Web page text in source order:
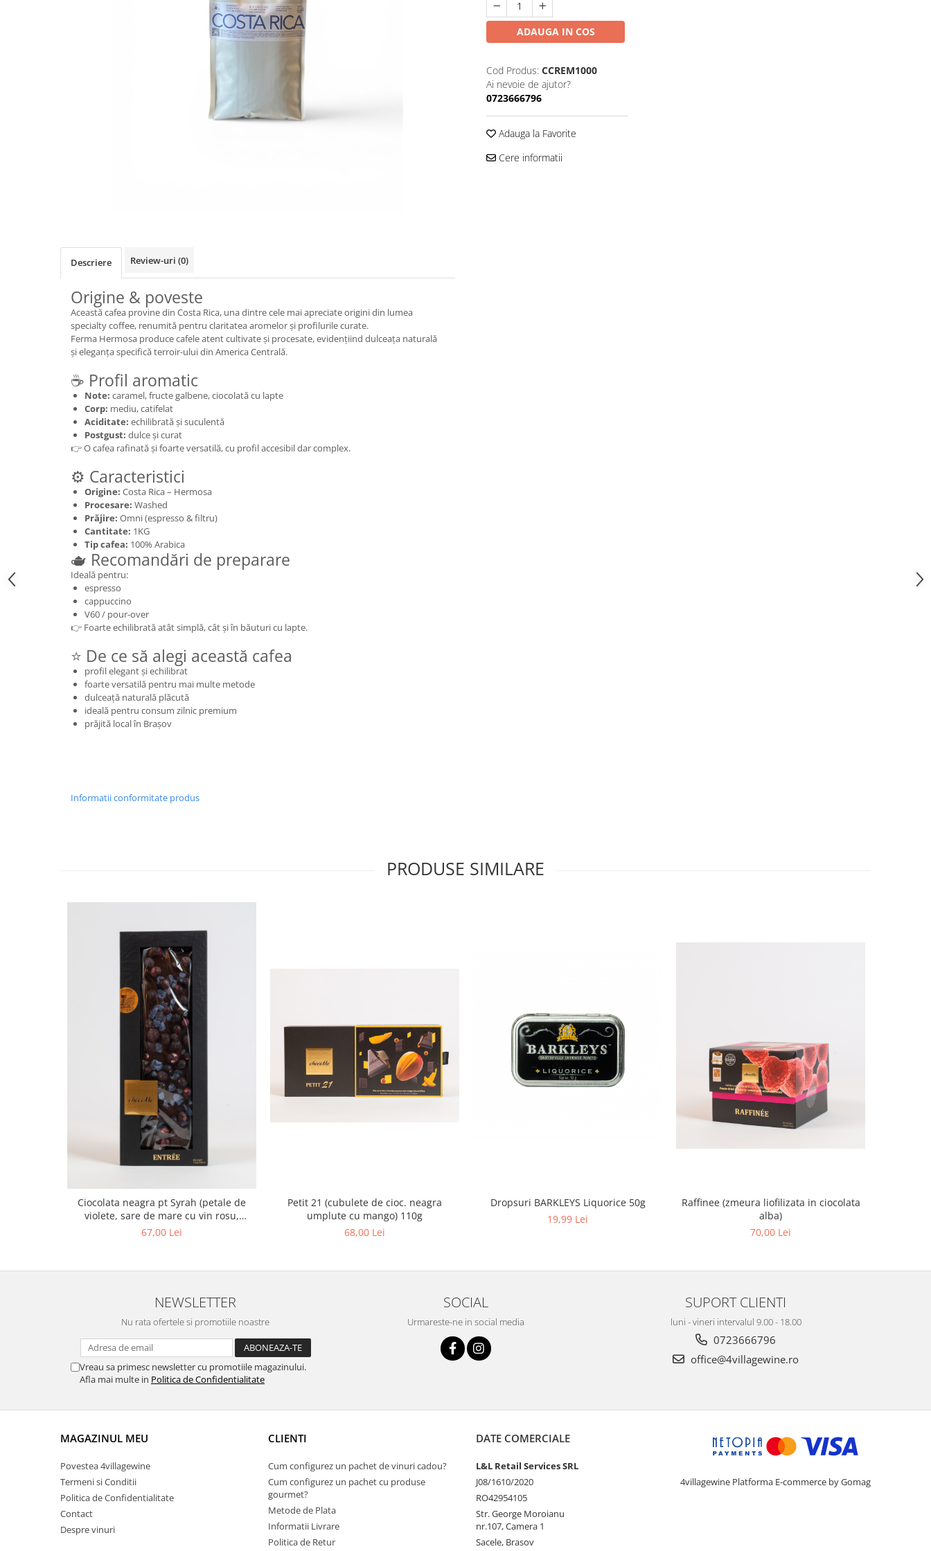
Gewürztraminer
Sauvignon blanc
ADAUGA IN COS
Cod Produs: CCREM1000
Ai nevoie de ajutor?
0723666796
Adauga la Favorite
Cere informatii
Descriere Review-uri (0)
Origine & poveste
Această cafea provine din Costa Rica, una dintre cele mai apreciate origini din lumea
specialty coffee, renumită pentru claritatea aromelor și profilurile curate.
Ferma Hermosa produce cafele atent cultivate și procesate, evidențiind dulceața naturală
și eleganța specifică terroir-ului din America Centrală.
☕ Profil aromatic
Note: caramel, fructe galbene, ciocolată cu lapte
Corp: mediu, catifelat
Aciditate: echilibrată și suculentă
Postgust: dulce și curat
👉 O cafea rafinată și foarte versatilă, cu profil accesibil dar complex.
⚙️ Caracteristici
Origine: Costa Rica – Hermosa
Procesare: Washed
Prăjire: Omni (espresso & filtru)
Cantitate: 1KG
Tip cafea: 100% Arabica
🫖 Recomandări de preparare
Ideală pentru:
espresso
cappuccino
V60 / pour-over
👉 Foarte echilibrată atât simplă, cât și în băuturi cu lapte.
⭐ De ce să alegi această cafea
profil elegant și echilibrat
foarte versatilă pentru mai multe metode
dulceață naturală plăcută
ideală pentru consum zilnic premium
prăjită local în Brașov
Informatii conformitate produs
PRODUSE SIMILARE
Ciocolata neagra pt Syrah (petale de
violete, sare de mare cu vin rosu,
coacaze)
67,00 Lei
Petit 21 (cubulete de cioc. neagra
umplute cu mango) 110g
68,00 Lei
Dropsuri BARKLEYS Liquorice 50g
19,99 Lei
Raffinee (zmeura liofilizata in ciocolata
alba)
70,00 Lei
NEWSLETTER
Nu rata ofertele si promotiile noastre
Vreau sa primesc newsletter cu promotiile magazinului.
Afla mai multe in Politica de Confidentialitate
SOCIAL
Urmareste-ne in social media
SUPORT CLIENTI
luni - vineri intervalul 9.00 - 18.00
0723666796
office@4villagewine.ro
MAGAZINUL MEU
Povestea 4villagewine
Termeni si Conditii
Politica de Confidentialitate
Contact
Despre vinuri
CLIENTI
Cum configurez un pachet de vinuri cadou?
Cum configurez un pachet cu produse
gourmet?
Metode de Plata
Informatii Livrare
Politica de Retur
DATE COMERCIALE
L&L Retail Services SRL
J08/1610/2020
RO42954105
Str. George Moroianu
nr.107, Camera 1
Sacele, Brasov
4villagewine Platforma E-commerce by Gomag